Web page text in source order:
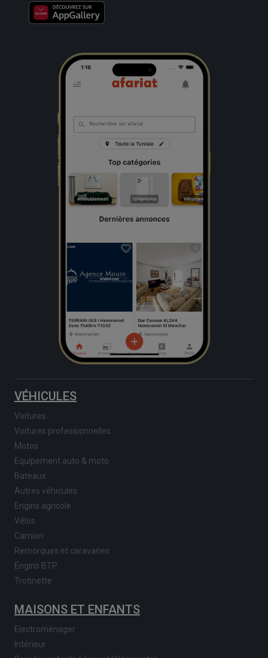
VÉHICULES
Voitures
Voitures professionnelles
Motos
Equipement auto & moto
Bateaux
Autres véhicules
Engins agricole
Vélos
Camion
Remorques et caravanes
Engins BTP
Trotinette
MAISONS ET ENFANTS
Electroménager
Intérieur